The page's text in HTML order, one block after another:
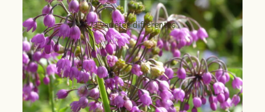
73 variétés différentes